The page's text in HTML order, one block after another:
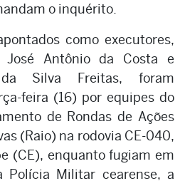
o inquérito.
como executores,
José Antônio da Costa e
Silva Freitas, foram
feira (16) por equipes do
de Rondas de Ações
(Raio) na rodovia CE-040,
(CE), enquanto fugiam em
Polícia Militar cearense, a